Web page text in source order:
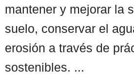
mantener y mejorar la
suelo, conservar el
erosión a través de
sostenibles. ...